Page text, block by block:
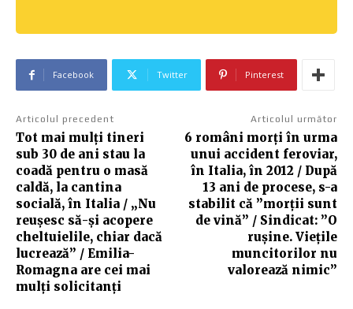
Facebook Twitter Pinterest
Articolul precedent
Tot mai mulți tineri
sub 30 de ani stau la
coadă pentru o masă
caldă, la cantina
socială, în Italia / „Nu
reușesc să-și acopere
cheltuielile, chiar dacă
lucrează” / Emilia-
Romagna are cei mai
mulți solicitanți
Articolul următor
6 români morți în urma
unui accident feroviar,
în Italia, în 2012 / După
13 ani de procese, s-a
stabilit că ”morții sunt
de vină” / Sindicat: ”O
rușine. Viețile
muncitorilor nu
valorează nimic”